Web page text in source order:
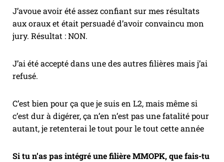
J’avoue avoir été assez confiant sur mes résultats
aux oraux et était persuadé d’avoir convaincu mon
jury. Résultat : NON.
J’ai été accepté dans une des autres filières mais j’ai
refusé.
C’est bien pour ça que je suis en L2, mais même si
c’est dur à digérer, ça n’en n’est pas une fatalité pour
autant, je retenterai le tout pour le tout cette année
Si tu n’as pas intégré une filière MMOPK, que fais-tu